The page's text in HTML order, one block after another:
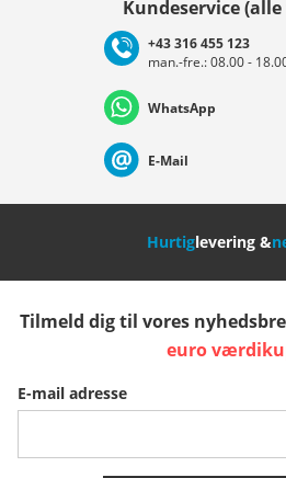
Deutschland Österreich
Nederland Italia
Slovenija
Belgique (Français) Danmark
Flere
Kundeservice (alle
+43 316 455 123
man.-fre.: 08.00 -
WhatsApp
E-Mail
Hurtiglevering &
Tilmeld dig til vores
euro
E-mail adresse